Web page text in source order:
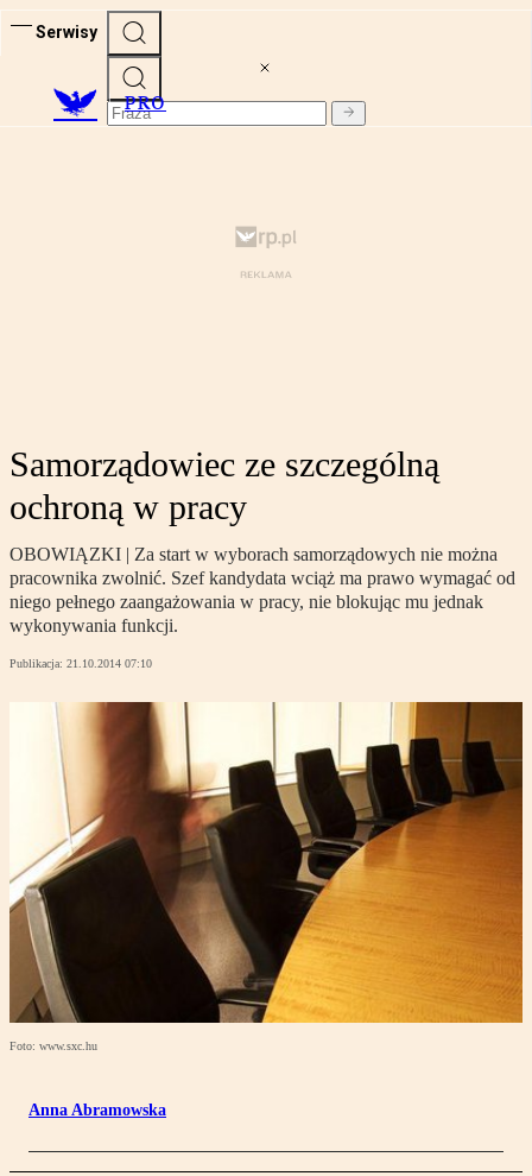
Serwisy
PRO
Samorządowiec ze szczególną
ochroną w pracy
OBOWIĄZKI | Za start w wyborach samorządowych nie można
pracownika zwolnić. Szef kandydata wciąż ma prawo wymagać od
niego pełnego zaangażowania w pracy, nie blokując mu jednak
wykonywania funkcji.
Publikacja: 21.10.2014 07:10
Foto: www.sxc.hu
Anna Abramowska